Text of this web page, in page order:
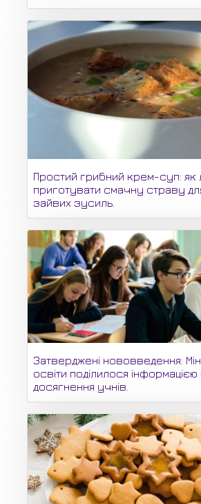
Простий грибний крем-суп: як
приготувати смачну страву
зайвих зусиль.
Затверджені нововведення:
освіти поділилося
досягнення учнів.